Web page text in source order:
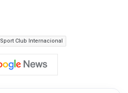
Sport Club Internacional